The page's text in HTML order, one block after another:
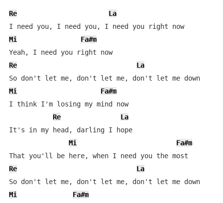
Re
La
I need you, I need you, I need you right now
Mi
Fa#m
Yeah, I need you right now
Re
La
So don't let me, don't let me, don't let me down
Mi
Fa#m
I think I'm losing my mind now
Re
La
It's in my head, darling I hope
Mi
Fa#m
Re
La
So don't let me, don't let me, don't let me down
Mi
Fa#m